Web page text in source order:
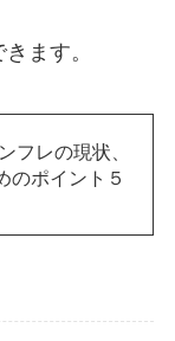
ます。
フレの現状、
のポイント５